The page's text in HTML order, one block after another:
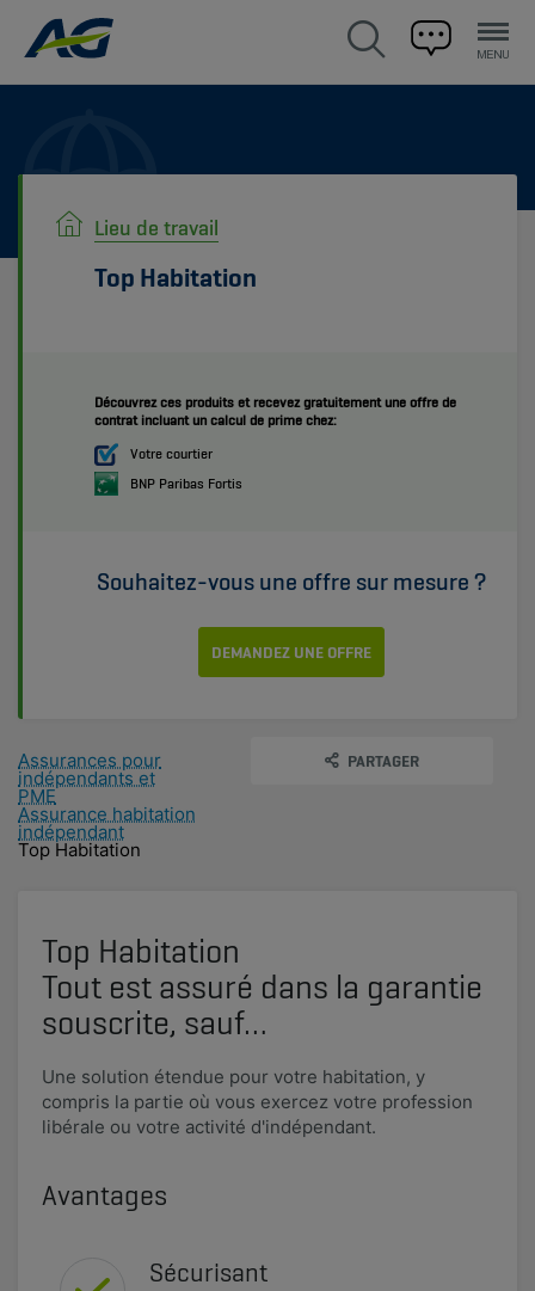
Lieu de travail
Top Habitation
Découvrez ces produits et recevez gratuitement une offre de
contrat incluant un calcul de prime chez:
Votre courtier
BNP Paribas Fortis
Souhaitez-vous une offre sur mesure ?
DEMANDEZ UNE OFFRE
Assurances pour
indépendants et
PME
Assurance habitation
indépendant
Top Habitation
PARTAGER
Top Habitation
Tout est assuré dans la garantie
souscrite, sauf…
Une solution étendue pour votre habitation, y
compris la partie où vous exercez votre profession
libérale ou votre activité d'indépendant.
Avantages
Sécurisant